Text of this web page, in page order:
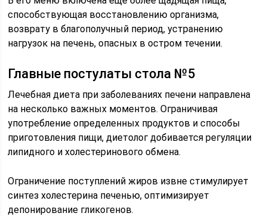
способствующая восстановлению организма,
возврату в благополучный период, устранению
нагрузок на печень, опасных в остром течении.
Главные постулаты стола №5
Лечебная диета при заболеваниях печени направлена
на несколько важных моментов. Ограничивая
употребление определенных продуктов и способы
приготовления пищи, диетолог добивается регуляции
липидного и холестеринового обмена.
Ограничение поступлений жиров извне стимулирует
синтез холестерина печенью, оптимизирует
депонирование гликогенов.